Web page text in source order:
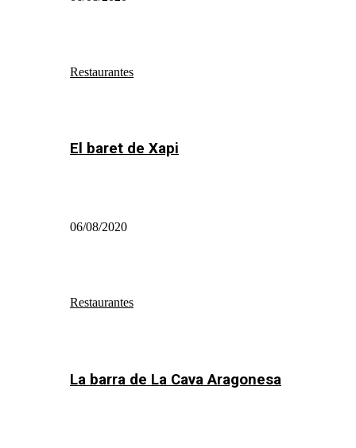
Restaurantes
El baret de Xapi
06/08/2020
Restaurantes
La barra de La Cava Aragonesa